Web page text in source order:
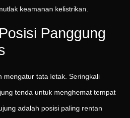
keamanan kelistrikan.
Panggung
mengatur tata letak. Seringkali
tenda untuk menghemat tempat
adalah posisi paling rentan